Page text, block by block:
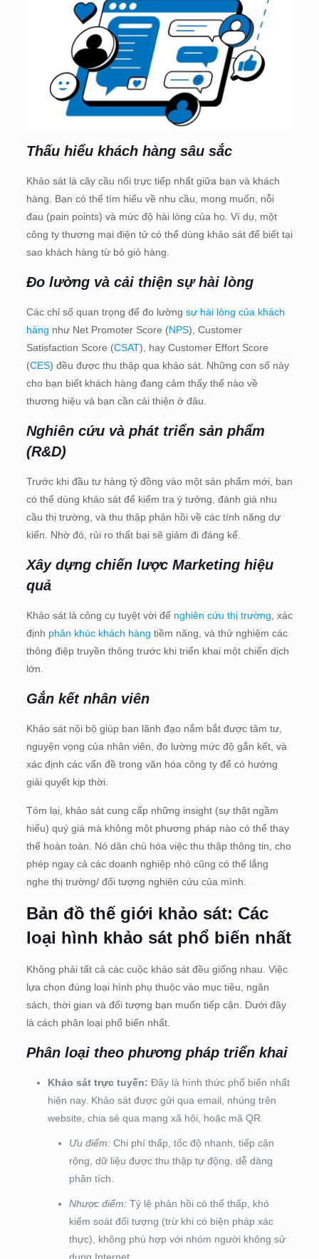
Thấu hiểu khách hàng sâu sắc
Khảo sát là cây cầu nối trực tiếp nhất giữa bạn và khách
hàng. Bạn có thể tìm hiểu về nhu cầu, mong muốn, nỗi
đau (pain points) và mức độ hài lòng của họ. Ví dụ, một
công ty thương mại điện tử có thể dùng khảo sát để biết tại
sao khách hàng từ bỏ giỏ hàng.
Đo lường và cải thiện sự hài lòng
Các chỉ số quan trọng để đo lường sự hài lòng của khách
hàng như Net Promoter Score (NPS), Customer
Satisfaction Score (CSAT), hay Customer Effort Score
(CES) đều được thu thập qua khảo sát. Những con số này
cho bạn biết khách hàng đang cảm thấy thế nào về
thương hiệu và bạn cần cải thiện ở đâu.
Nghiên cứu và phát triển sản phẩm
(R&D)
Trước khi đầu tư hàng tỷ đồng vào một sản phẩm mới, bạn
có thể dùng khảo sát để kiểm tra ý tưởng, đánh giá nhu
cầu thị trường, và thu thập phản hồi về các tính năng dự
kiến. Nhờ đó, rủi ro thất bại sẽ giảm đi đáng kể.
Xây dựng chiến lược Marketing hiệu
quả
Khảo sát là công cụ tuyệt vời để nghiên cứu thị trường, xác
định phân khúc khách hàng tiềm năng, và thử nghiệm các
thông điệp truyền thông trước khi triển khai một chiến dịch
lớn.
Gắn kết nhân viên
Khảo sát nội bộ giúp ban lãnh đạo nắm bắt được tâm tư,
nguyện vọng của nhân viên, đo lường mức độ gắn kết, và
xác định các vấn đề trong văn hóa công ty để có hướng
giải quyết kịp thời.
Tóm lại, khảo sát cung cấp những insight (sự thật ngầm
hiểu) quý giá mà không một phương pháp nào có thể thay
thế hoàn toàn. Nó dân chủ hóa việc thu thập thông tin, cho
phép ngay cả các doanh nghiệp nhỏ cũng có thể lắng
nghe thị trường/ đối tượng nghiên cứu của mình.
Bản đồ thế giới khảo sát: Các
loại hình khảo sát phổ biến nhất
Không phải tất cả các cuộc khảo sát đều giống nhau. Việc
lựa chọn đúng loại hình phụ thuộc vào mục tiêu, ngân
sách, thời gian và đối tượng bạn muốn tiếp cận. Dưới đây
là cách phân loại phổ biến nhất.
Phân loại theo phương pháp triển khai
Khảo sát trực tuyến: Đây là hình thức phổ biến nhất
hiện nay. Khảo sát được gửi qua email, nhúng trên
website, chia sẻ qua mạng xã hội, hoặc mã QR.
Ưu điểm:Chi phí thấp, tốc độ nhanh, tiếp cận
rộng, dữ liệu được thu thập tự động, dễ dàng
phân tích.
Nhược điểm:Tỷ lệ phản hồi có thể thấp, khó
kiểm soát đối tượng (trừ khi có biện pháp xác
thực), không phù hợp với nhóm người không sử